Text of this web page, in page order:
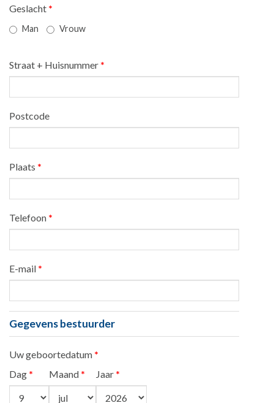
Geslacht *
Man Vrouw
Straat + Huisnummer *
Postcode
Plaats *
Telefoon *
E-mail *
Gegevens bestuurder
Uw geboortedatum *
Dag * Maand * Jaar *